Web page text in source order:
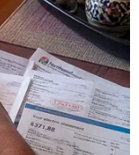
7 điểm chào